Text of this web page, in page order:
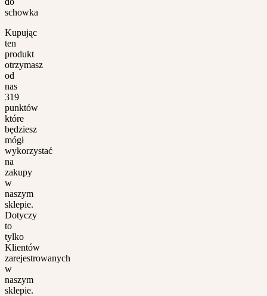
schowka
Kupując
ten
produkt
otrzymasz
od
nas
319
punktów
które
będziesz
mógł
wykorzystać
na
zakupy
w
naszym
sklepie.
Dotyczy
to
tylko
Klientów
zarejestrowanych
w
naszym
sklepie.